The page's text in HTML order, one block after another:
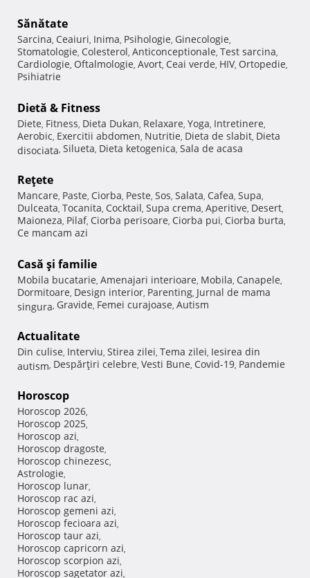
Sănătate
Sarcina, Ceaiuri, Inima, Psihologie, Ginecologie,
Stomatologie, Colesterol, Anticonceptionale, Test sarcina,
Cardiologie, Oftalmologie, Avort, Ceai verde, HIV, Ortopedie,
Psihiatrie
Dietă & Fitness
Diete, Fitness, Dieta Dukan, Relaxare, Yoga, Intretinere,
Aerobic, Exercitii abdomen, Nutritie, Dieta de slabit, Dieta
disociata, Silueta, Dieta ketogenica, Sala de acasa
Reţete
Mancare, Paste, Ciorba, Peste, Sos, Salata, Cafea, Supa,
Dulceata, Tocanita, Cocktail, Supa crema, Aperitive, Desert,
Maioneza, Pilaf, Ciorba perisoare, Ciorba pui, Ciorba burta,
Ce mancam azi
Casă şi familie
Mobila bucatarie, Amenajari interioare, Mobila, Canapele,
Dormitoare, Design interior, Parenting, Jurnal de mama
singura, Gravide, Femei curajoase, Autism
Actualitate
Din culise, Interviu, Stirea zilei, Tema zilei, Iesirea din
autism, Despărţiri celebre, Vesti Bune, Covid-19, Pandemie
Horoscop
Horoscop 2026,
Horoscop 2025,
Horoscop azi,
Horoscop dragoste,
Horoscop chinezesc,
Astrologie,
Horoscop lunar,
Horoscop rac azi,
Horoscop gemeni azi,
Horoscop fecioara azi,
Horoscop taur azi,
Horoscop capricorn azi,
Horoscop scorpion azi,
Horoscop sagetator azi,